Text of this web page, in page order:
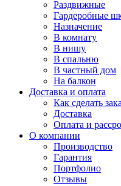
Раздвижные
Гардеробные
Назначение
В комнату
В нишу
В спальню
В частный дом
На балкон
Доставка и оплата
Как сделать
Доставка
Оплата и
О компании
Производство
Гарантия
Портфолио
Отзывы